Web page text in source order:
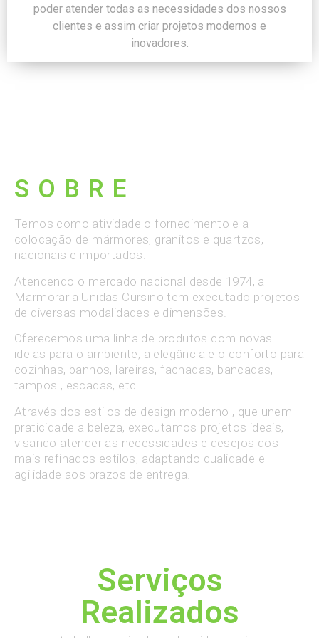
poder atender todas as necessidades dos nossos
clientes e assim criar projetos modernos e
inovadores.
SOBRE
Temos como atividade o fornecimento e a
colocação de mármores, granitos e quartzos,
nacionais e importados.
Atendendo o mercado nacional desde 1974, a
Marmoraria Unidas Cursino tem executado projetos
de diversas modalidades e dimensões.
Oferecemos uma linha de produtos com novas
ideias para o ambiente, a elegância e o conforto para
cozinhas, banhos, lareiras, fachadas, bancadas,
tampos , escadas, etc.
Através dos estilos de design moderno , que unem
praticidade a beleza, executamos projetos ideais,
visando atender as necessidades e desejos dos
mais refinados estilos, adaptando qualidade e
agilidade aos prazos de entrega.
Serviços
Realizados